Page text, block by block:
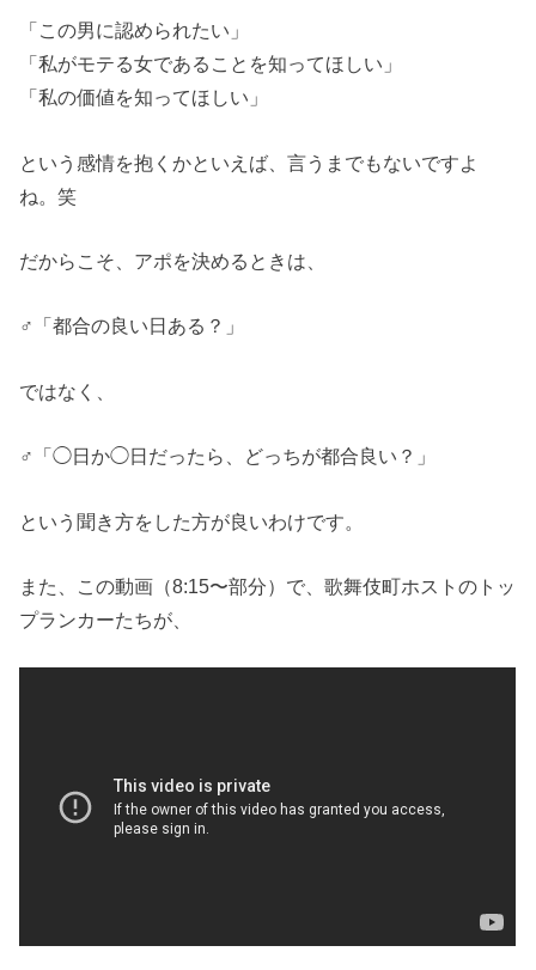
「この男に認められたい」
「私がモテる女であることを知ってほしい」
「私の価値を知ってほしい」
という感情を抱くかといえば、言うまでもないですよ
ね。笑
だからこそ、アポを決めるときは、
♂「都合の良い日ある？」
ではなく、
♂「◯日か◯日だったら、どっちが都合良い？」
という聞き方をした方が良いわけです。
また、この動画（8:15〜部分）で、歌舞伎町ホストのトッ
プランカーたちが、